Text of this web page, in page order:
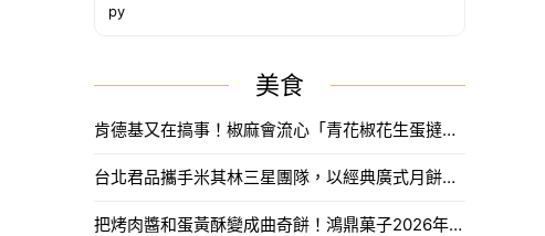
py
美食
肯德基又在搞事！椒麻會流心「青花椒花生蛋撻」只賣14天，七夕再推蛋撻花束。
台北君品攜手米其林三星團隊，以經典廣式月餅、頂級茶聯名和精品提袋，打造2026年最奢華的中秋禮盒。
把烤肉醬和蛋黃酥變成曲奇餅！鴻鼎菓子2026年中秋禮盒創意登場，收到保證驚喜連連。